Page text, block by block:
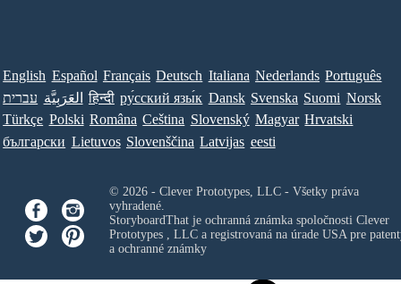
English Español Français Deutsch Italiana Nederlands Português
עברית العَرَبِيَّة हिन्दी ру́сский язы́к Dansk Svenska Suomi Norsk
Türkçe Polski Româna Ceština Slovenský Magyar Hrvatski
български Lietuvos Slovenščina Latvijas eesti
© 2026 - Clever Prototypes, LLC - Všetky práva
vyhradené.
StoryboardThat je ochranná známka spoločnosti Clever
Prototypes , LLCa registrovaná na úrade USA pre
a ochranné známky